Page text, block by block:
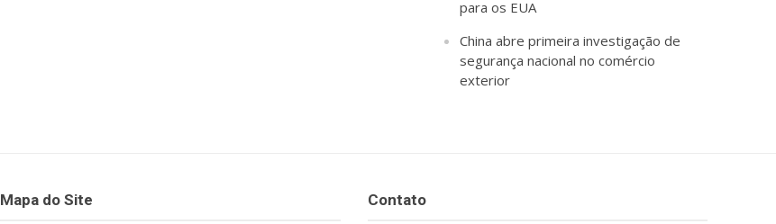
para os EUA
China abre primeira investigação de
segurança nacional no comércio
exterior
Mapa do Site Contato